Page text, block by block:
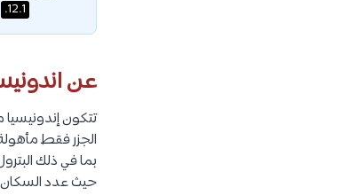
12.1.
عن
الجزر فقط
بما في ذلك
حيث عدد السكان